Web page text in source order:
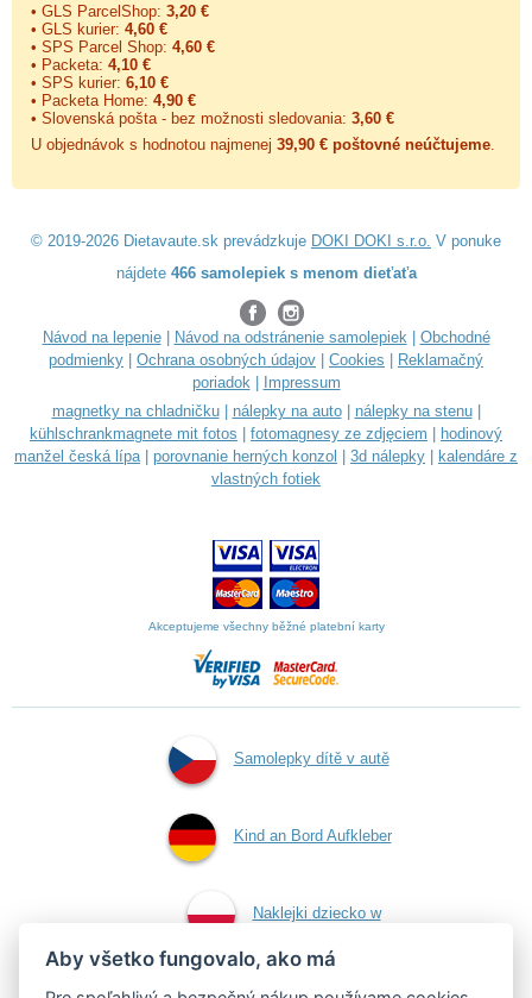
• GLS ParcelShop: 3,20 €
• GLS kurier: 4,60 €
• SPS Parcel Shop: 4,60 €
• Packeta: 4,10 €
• SPS kurier: 6,10 €
• Packeta Home: 4,90 €
• Slovenská pošta - bez možnosti sledovania: 3,60 €
U objednávok s hodnotou najmenej 39,90 € poštovné neúčtujeme
© 2019-2026 Dietavaute.sk prevádzkuje DOKI DOKI s.r.o. V ponuke
nájdete 466 samolepiek s menom dieťaťa
Návod na lepenie| Návod na odstránenie samolepiek| Obchodné
podmienky
Ochrana osobných údajov Cookies
Reklamačný
poriadok|
Impressum
magnetky na chladničku| nálepky na auto| nálepky na stenu|
kühlschrankmagnete mit fotos
fotomagnesy ze zdjęciem
hodinový
manžel česká lípa| porovnanie herných konzol 3d nálepky
kalendáre z
vlastných fotiek
Akceptujeme všechny běžné platební karty
Samolepky dítě v autě
Kind an Bord Aufkleber
Naklejki dziecko w
aucie
Aby všetko fungovalo, ako má